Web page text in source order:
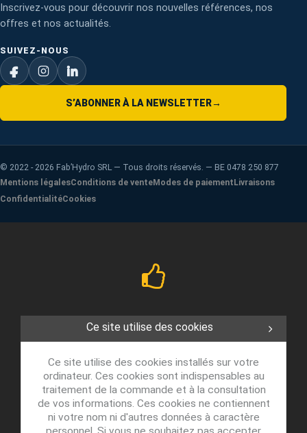
Inscrivez-vous pour découvrir nos nouvelles références, nos
offres et nos actualités.
SUIVEZ-NOUS
S’ABONNER À LA NEWSLETTER→
© 2022 - 2026 Fab’Hydro SRL — Tous droits réservés. — BE 0478 250 877
Mentions légalesConditions de venteModes de paiementLivraisons
ConfidentialitéCookies
Ce site utilise des cookies
Ce site utilise des cookies installés sur votre
ordinateur. Ces cookies sont indispensables au
traitement de la commande et à la consultation
de vos informations. Ces cookies ne contiennent
ni votre nom ni d'autres données à caractère